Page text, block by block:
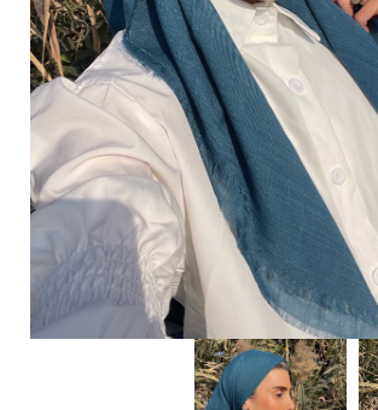
Click